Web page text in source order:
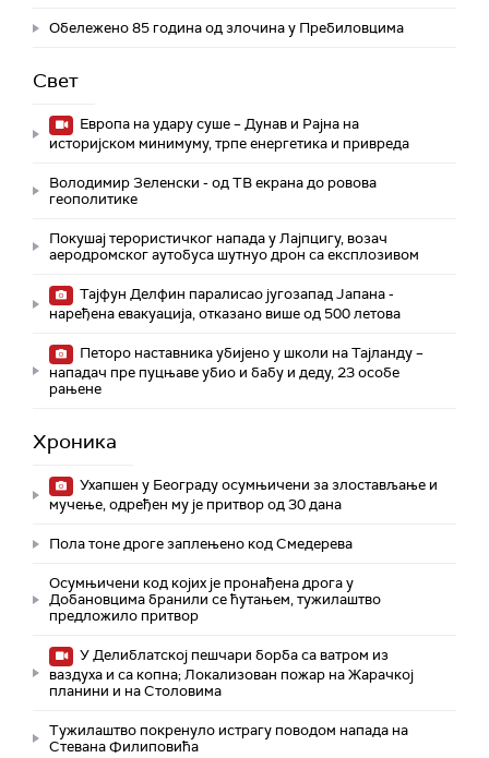
Обележено 85 година од злочина у Пребиловцима
Свет
Европа на удару суше – Дунав и Рајна на
историјском минимуму, трпе енергетика и привреда
Володимир Зеленски - од ТВ екрана до ровова
геополитике
Покушај терористичког напада у Лајпцигу, возач
аеродромског аутобуса шутнуо дрон са експлозивом
Тајфун Делфин паралисао југозапад Јапана -
наређена евакуација, отказано више од 500 летова
Петоро наставника убијено у школи на Тајланду –
нападач пре пуцњаве убио и бабу и деду, 23 особе
рањене
Хроника
Ухапшен у Београду осумњичени за злостављање и
мучење, одређен му је притвор од 30 дана
Пола тоне дроге заплењено код Смедерева
Осумњичени код којих је пронађена дрога у
Добановцима бранили се ћутањем, тужилаштво
предложило притвор
У Делиблатској пешчари борба са ватром из
ваздуха и са копна; Локализован пожар на Жарачкој
планини и на Столовима
Тужилаштво покренуло истрагу поводом напада на
Стевана Филиповића